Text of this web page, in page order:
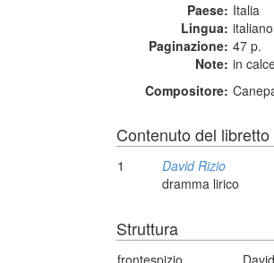
Paese: Italia
Lingua: italiano
Paginazione: 47 p.
Note: in
Compositore:
Contenuto del libretto
1
David Rizio
dramma lirico
Struttura
frontespizio